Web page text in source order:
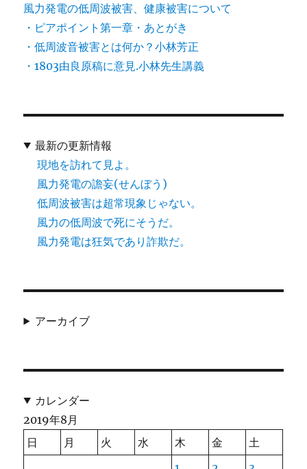
風力発電の低周波被害、健康被害について
・ピアポイント第一章・あとがき
・低周波音被害とは何か？小林芳正
・1803由良原稿に意見.小林先生講義
最新の更新情報
現地を訪れて見よ。
風力発電の譫妄(せんぼう)
低周波被害は超常現象じゃない。
風力の低周波で死にそうだ。
風力発電は狂気であり詐欺だ。
アーカイブ
カレンダー
2019年8月
日
月 火 水 木 金
土